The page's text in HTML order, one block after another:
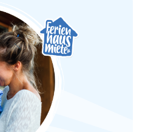
Gastgeberin
sowie die
welche
zu
die kulinarischen
um Vertrautes